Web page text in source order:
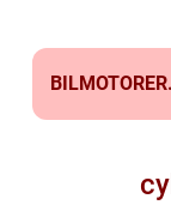
BILMOTORER.